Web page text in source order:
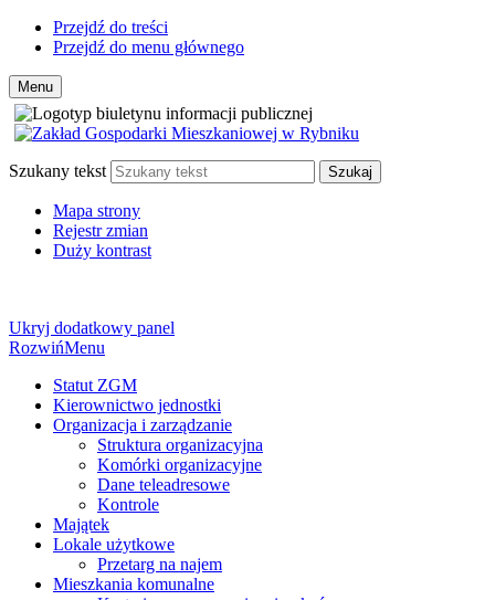
Przejdź do treści
Przejdź do menu głównego
Menu
Szukany tekst Szukaj
Mapa strony
Rejestr zmian
Duży kontrast
Ukryj dodatkowy panel
RozwińMenu
Statut ZGM
Kierownictwo jednostki
Organizacja i zarządzanie
Struktura organizacyjna
Komórki organizacyjne
Dane teleadresowe
Kontrole
Majątek
Lokale użytkowe
Przetarg na najem
Mieszkania komunalne